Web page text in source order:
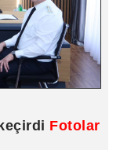
Fotolar